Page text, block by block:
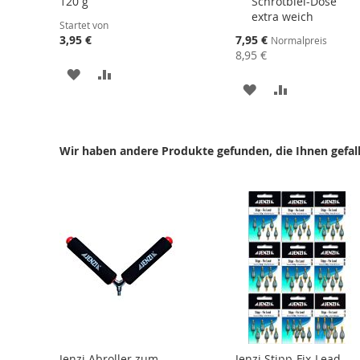
Startet von
3,95 €
ZUR
extra weich
Sonderangebot
7,95 € Normalpreis
8,95 €
Warenkorb
ZUR
HINZUFÜGENHINZUFÜGEN
Wir haben andere Produkte gefunden, die Ihnen